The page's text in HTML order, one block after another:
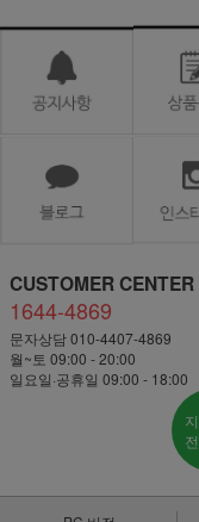
CUSTOMER CENTER
1644-4869
문자상담 010-4407-4869
월~토 09:00 - 20:00
일요일·공휴일 09:00 - 18:00